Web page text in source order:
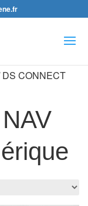
CONNECT